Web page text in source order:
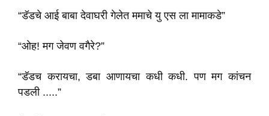
“डॅडचे आई बाबा देवाघरी गेलेत ममाचे यु एस ला मामाकडे”
“ओह! मग जेवण वगैरे?”
“डॅडच करायचा, डबा आणायचा कधी कधी. पण मग कांचन
पडली .....”